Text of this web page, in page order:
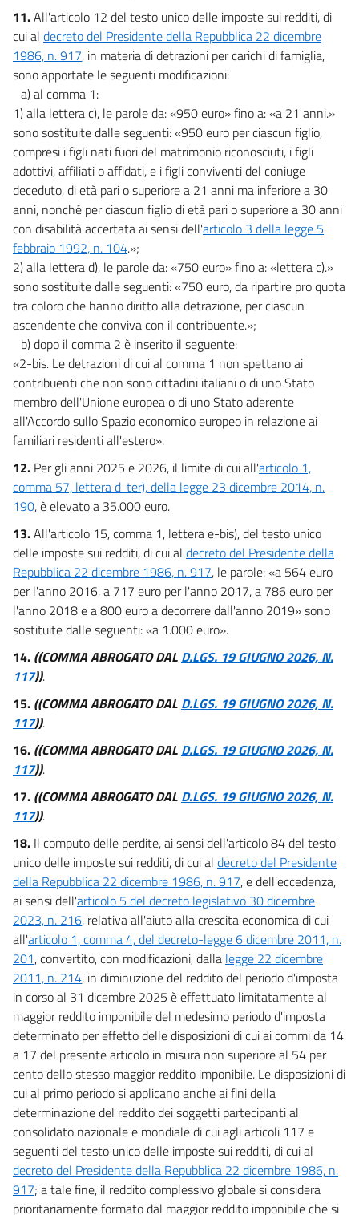
11.All'articolo 12 del testo unico delle imposte sui redditi, di
cui al decreto del Presidente della Repubblica 22 dicembre
1986, n. 917, in materia di detrazioni per carichi di famiglia,
sono apportate le seguenti modificazioni:
a) al comma 1:
1) alla lettera c), le parole da: «950 euro» fino a: «a 21 anni.»
sono sostituite dalle seguenti: «950 euro per ciascun figlio,
compresi i figli nati fuori del matrimonio riconosciuti, i figli
adottivi, affiliati o affidati, e i figli conviventi del coniuge
deceduto, di età pari o superiore a 21 anni ma inferiore a 30
anni, nonché per ciascun figlio di età pari o superiore a 30 anni
con disabilità accertata ai sensi dell'articolo 3 della legge 5
febbraio 1992, n. 104.»;
2) alla lettera d), le parole da: «750 euro» fino a: «lettera c).»
sono sostituite dalle seguenti: «750 euro, da ripartire pro quota
tra coloro che hanno diritto alla detrazione, per ciascun
ascendente che conviva con il contribuente.»;
b) dopo il comma 2 è inserito il seguente:
«2-bis. Le detrazioni di cui al comma 1 non spettano ai
contribuenti che non sono cittadini italiani o di uno Stato
membro dell'Unione europea o di uno Stato aderente
all'Accordo sullo Spazio economico europeo in relazione ai
familiari residenti all'estero».
12. Per gli anni 2025 e 2026, il limite di cui all'articolo 1,
comma 57, lettera d-ter), della legge 23 dicembre 2014, n.
190, è elevato a 35.000 euro.
13.All'articolo 15, comma 1, lettera e-bis), del testo unico
delle imposte sui redditi, di cui al decreto del Presidente della
Repubblica 22 dicembre 1986, n. 917, le parole: «a 564 euro
per l'anno 2016, a 717 euro per l'anno 2017, a 786 euro per
l'anno 2018 e a 800 euro a decorrere dall'anno 2019» sono
sostituite dalle seguenti: «a 1.000 euro».
14. ((COMMA ABROGATO DAL D.LGS. 19 GIUGNO 2026, N.
117)).
15. ((COMMA ABROGATO DAL D.LGS. 19 GIUGNO 2026, N.
117)).
16. ((COMMA ABROGATO DAL D.LGS. 19 GIUGNO 2026, N.
117)).
17. ((COMMA ABROGATO DAL D.LGS. 19 GIUGNO 2026, N.
117)).
18. Il computo delle perdite, ai sensi dell'articolo 84 del testo
unico delle imposte sui redditi, di cui al decreto del Presidente
della Repubblica 22 dicembre 1986, n. 917, e dell'eccedenza,
ai sensi dell'articolo 5 del decreto legislativo 30 dicembre
2023, n. 216, relativa all'aiuto alla crescita economica di cui
all'articolo 1, comma 4, del decreto-legge 6 dicembre 2011, n.
201, convertito, con modificazioni, dalla legge 22 dicembre
2011, n. 214, in diminuzione del reddito del periodo d'imposta
in corso al 31 dicembre 2025 è effettuato limitatamente al
maggior reddito imponibile del medesimo periodo d'imposta
determinato per effetto delle disposizioni di cui ai commi da 14
a 17 del presente articolo in misura non superiore al 54 per
cento dello stesso maggior reddito imponibile. Le disposizioni di
cui al primo periodo si applicano anche ai fini della
determinazione del reddito dei soggetti partecipanti al
consolidato nazionale e mondiale di cui agli articoli 117 e
seguenti del testo unico delle imposte sui redditi, di cui al
decreto del Presidente della Repubblica 22 dicembre 1986, n.
917; a tale fine, il reddito complessivo globale si considera
prioritariamente formato dal maggior reddito imponibile che si